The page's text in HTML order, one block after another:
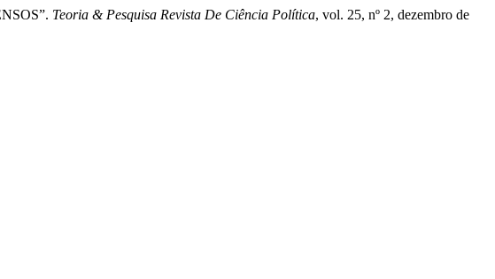
Teoria & Pesquisa Revista De Ciência Política, vol. 25, nº 2, dezembro de